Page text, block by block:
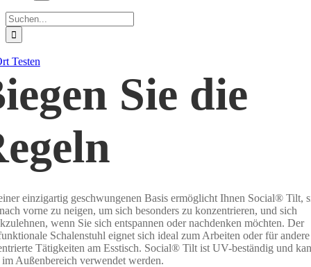
Suche
nach:
Testen
Sie die
einzigartig geschwungenen Basis ermöglicht Ihnen Social® Tilt,
vorne zu neigen, um sich besonders zu konzentrieren, und sich
wenn Sie sich entspannen oder nachdenken möchten. Der
Schalenstuhl eignet sich ideal zum Arbeiten oder für andere
Tätigkeiten am Esstisch. Social® Tilt ist UV-beständig und
im Außenbereich verwendet werden.